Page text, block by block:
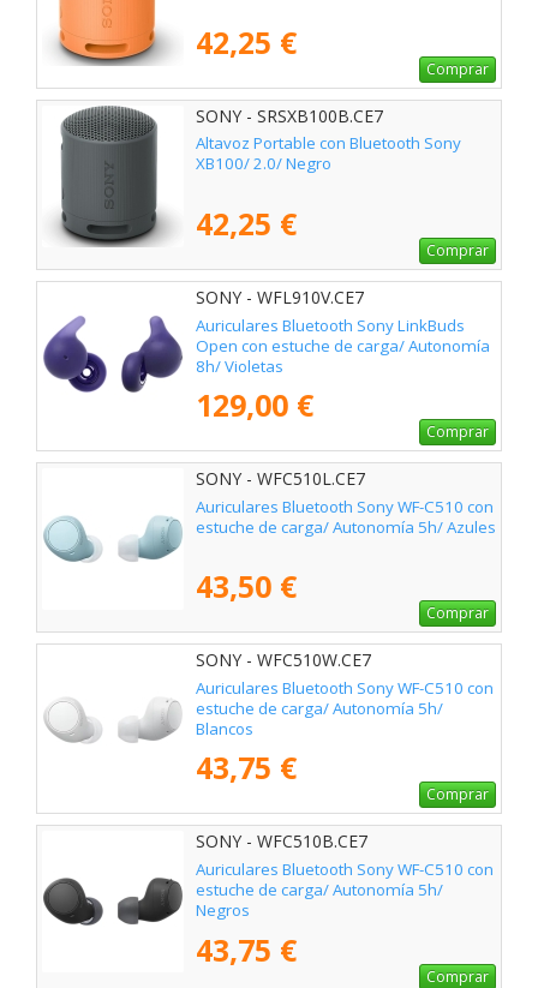
42,25 €
Comprar
SONY - SRSXB100B.CE7
Altavoz Portable con Bluetooth Sony
XB100/ 2.0/ Negro
42,25 €
Comprar
SONY - WFL910V.CE7
Auriculares Bluetooth Sony LinkBuds
Open con estuche de carga/ Autonomía
8h/ Violetas
129,00 €
Comprar
SONY - WFC510L.CE7
Auriculares Bluetooth Sony WF-C510 con
estuche de carga/ Autonomía 5h/ Azules
43,50 €
Comprar
SONY - WFC510W.CE7
Auriculares Bluetooth Sony WF-C510 con
estuche de carga/ Autonomía 5h/
Blancos
43,75 €
Comprar
SONY - WFC510B.CE7
Auriculares Bluetooth Sony WF-C510 con
estuche de carga/ Autonomía 5h/
Negros
43,75 €
Comprar